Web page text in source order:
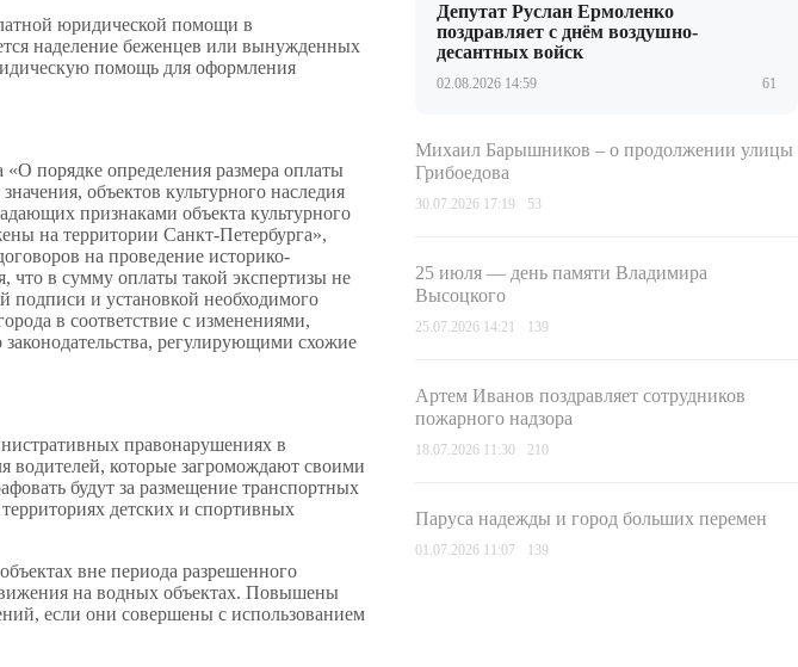
юридической помощи в
наделение беженцев или вынужденных
помощь для оформления
порядке определения размера оплаты
объектов культурного наследия
признаками объекта культурного
на территории Санкт‑Петербурга»,
на проведение историко-
что в сумму оплаты такой экспертизы не
подписи и установкой необходимого
в соответствие с изменениями,
регулирующими схожие
правонарушениях в
водителей, которые загромождают своими
будут за размещение транспортных
детских и спортивных
вне периода разрешенного
на водных объектах. Повышены
если они совершены с использованием
Депутат Руслан Ермоленко
поздравляет с днём воздушно-
десантных войск
02.08.2026 14:59 61
Михаил Барышников – о продолжении улицы
Грибоедова
30.07.2026 17:19 53
25 июля — день памяти Владимира
Высоцкого
25.07.2026 14:21 139
Артем Иванов поздравляет сотрудников
пожарного надзора
18.07.2026 11:30 210
Паруса надежды и город больших перемен
01.07.2026 11:07 139